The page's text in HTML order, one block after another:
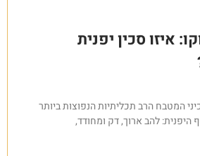
איזו סכין יפנית
המטבח הרב תכליתיות הנפוצות ביותר
היפנית: להב ארוך, דק ומחודד,